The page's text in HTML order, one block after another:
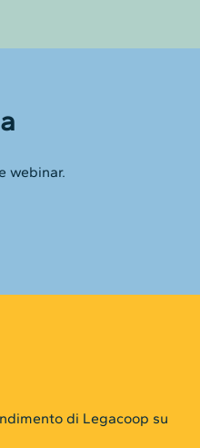
webinar.
di Legacoop su